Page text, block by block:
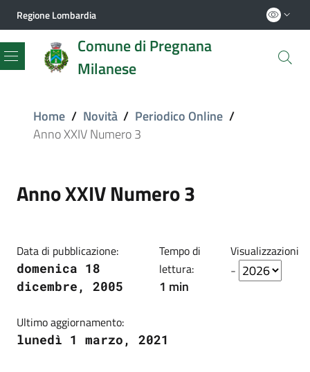
Regione Lombardia
Comune di Pregnana
Milanese
Menu
Home / Novità / Periodico Online /
Anno XXIV Numero 3
Anno XXIV Numero 3
Data di pubblicazione:
domenica 18
dicembre, 2005
Tempo di
lettura:
1 min
Visualizzazioni
-
Ultimo aggiornamento:
lunedì 1 marzo, 2021